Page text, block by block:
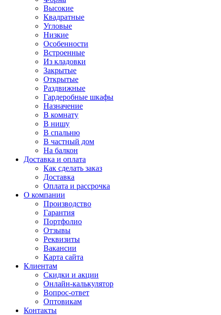
Высокие
Квадратные
Угловые
Низкие
Особенности
Встроенные
Из кладовки
Закрытые
Открытые
Раздвижные
Гардеробные шкафы
Назначение
В комнату
В нишу
В спальню
В частный дом
На балкон
Доставка и оплата
Как сделать заказ
Доставка
Оплата и рассрочка
О компании
Производство
Гарантия
Портфолио
Отзывы
Реквизиты
Вакансии
Карта сайта
Клиентам
Скидки и акции
Онлайн-калькулятор
Вопрос-ответ
Оптовикам
Контакты